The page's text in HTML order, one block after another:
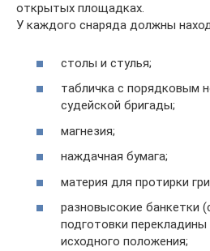
открытых площадках.
У каждого снаряда должны
столы и стулья;
табличка с порядковым
судейской бригады;
магнезия;
наждачная бумага;
материя для протирки
разновысокие банкетки
подготовки
исходного положения;